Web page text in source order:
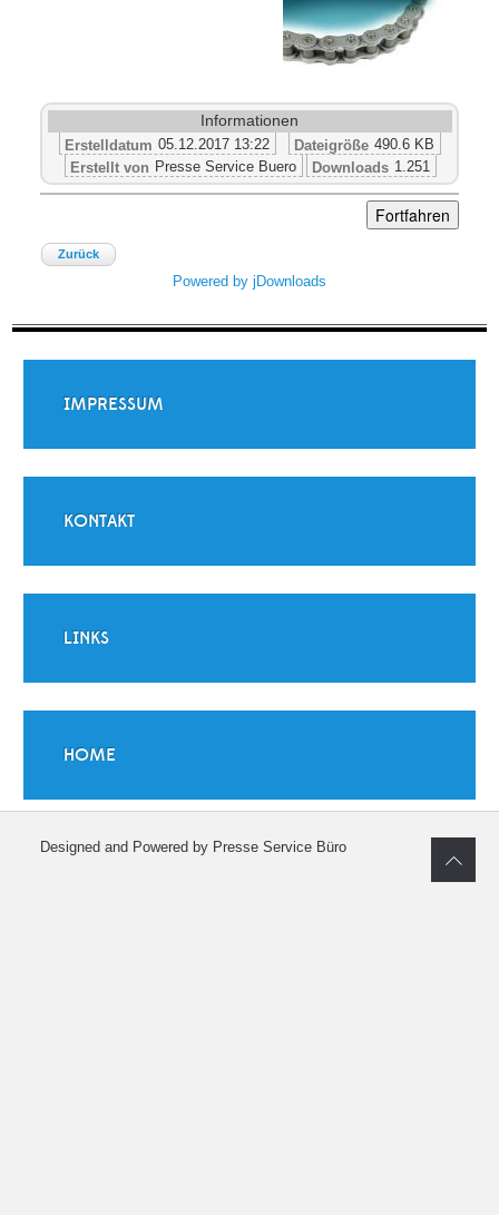
Informationen
Erstelldatum 05.12.2017 13:22 Dateigröße 490.6 KB
Erstellt von Presse Service Buero Downloads 1.251
Zurück
Powered by jDownloads
IMPRESSUM
KONTAKT
LINKS
HOME
Designed and Powered by Presse Service Büro